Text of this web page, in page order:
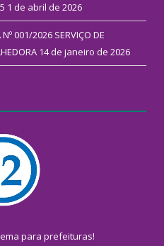
1 de abril de 2026
001/2026 SERVIÇO DE
14 de janeiro de 2026
para prefeituras!